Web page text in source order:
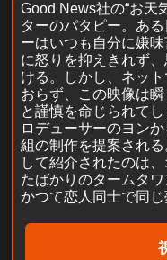
Good News社の“お天
ターのパタピー。あ
ーはいつも自分に嫌
に怒りを抑えきれず
ける。しかし、ネッ
おらず、この映像は
と謹慎を命じられて
ロデューサーのヨン
組の制作を提案され
して紹介されたのは
たばかりのタームタ
かつて恋人同士で同